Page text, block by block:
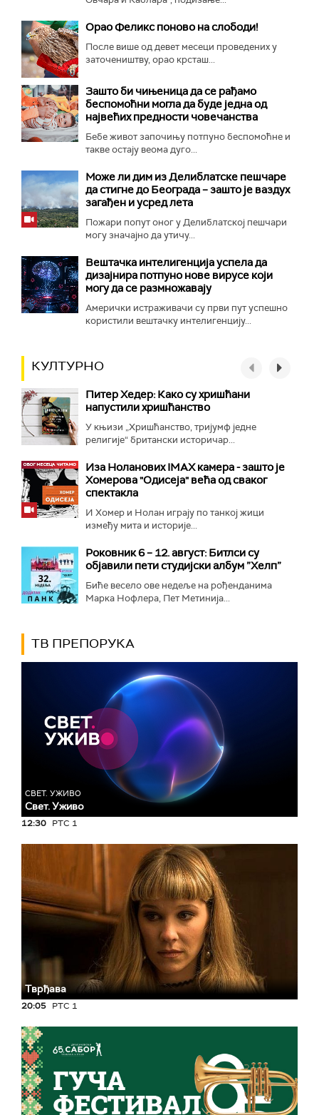
Орао Феликс поново на слободи!
После више од девет месеци проведених у
заточеништву, орао крсташ...
Зашто би чињеница да се рађамо
беспомоћни могла да буде једна од
највећих предности човечанства
Бебе живот започињу потпуно беспомоћне и
такве остају веома дуго...
Може ли дим из Делиблатске пешчаре
да стигне до Београда – зашто је ваздух
загађен и усред лета
Пожари попут оног у Делиблатској пешчари
могу значајно да утичу...
Вештачка интелигенција успела да
дизајнира потпуно нове вирусе који
могу да се размножавају
Амерички истраживачи су први пут успешно
користили вештачку интелигенцију...
КУЛТУРНО
Питер Хедер: Како су хришћани
напустили хришћанство
У књизи „Хришћанство, тријумф једне
религије“ британски историчар...
Иза Ноланових IMAX камера - зашто је
Хомерова "Одисеја" већа од сваког
спектакла
И Хомер и Нолан играју по танкој жици
између мита и историје...
Роковник 6 – 12. август: Битлси су
објавили пети студијски албум ”Хелп”
Биће весело ове недеље на рођенданима
Марка Нофлера, Пет Метинија...
ТВ ПРЕПОРУКА
СВЕТ. УЖИВО
Свет. Уживо
12:30 РТС 1
Тврђава
20:05 РТС 1